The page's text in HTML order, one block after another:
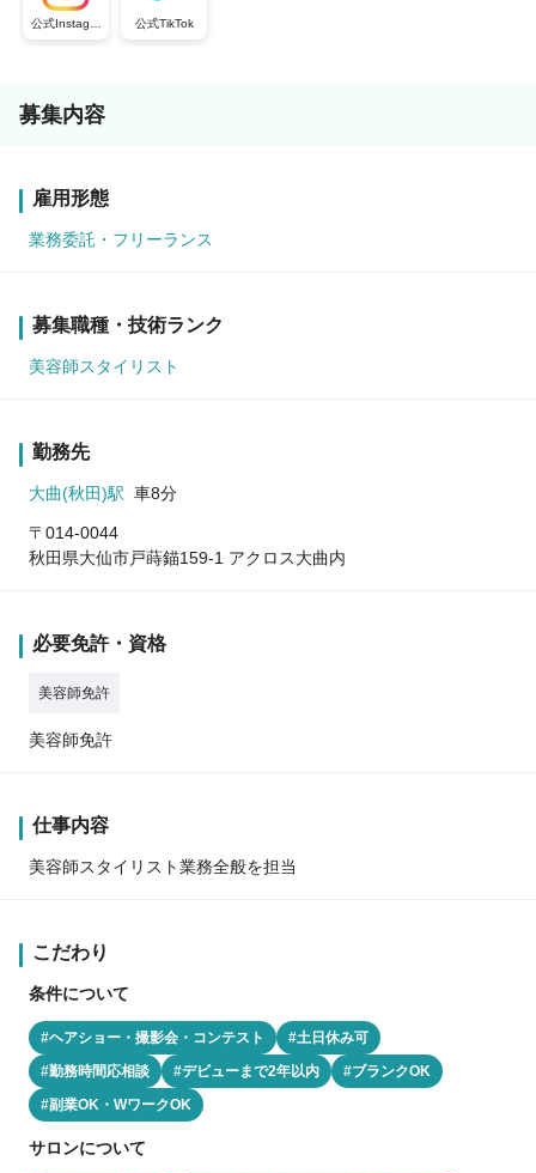
公式Instagra
m
公式TikTok
募集内容
雇用形態
業務委託・フリーランス
募集職種・技術ランク
美容師スタイリスト
勤務先
大曲(秋田)駅 車8分
〒014-0044
秋田県大仙市戸蒔錨159-1 アクロス大曲内
必要免許・資格
美容師免許
美容師免許
仕事内容
美容師スタイリスト業務全般を担当
こだわり
条件について
#ヘアショー・撮影会・コンテスト
#土日休み可
#勤務時間応相談
#デビューまで2年以内
#ブランクOK
#副業OK・WワークOK
サロンについて